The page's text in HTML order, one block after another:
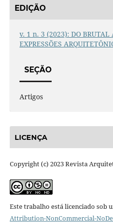
EDIÇÃO
v. 1 n. 3 (2023): DO BRUTAL
EXPRESSÕES
SEÇÃO
Artigos
LICENÇA
Copyright (c) 2023 Revista
Este trabalho está licenciado sob
Attribution-NonCommercial-